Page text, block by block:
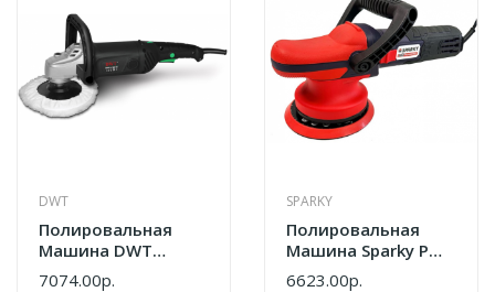
DWT
Полировальная
Машина DWT
OPP13-180 TVM
7074.00р.
SPARKY
Полировальная
Машина Sparky PMB
900CE HD
6623.00р.